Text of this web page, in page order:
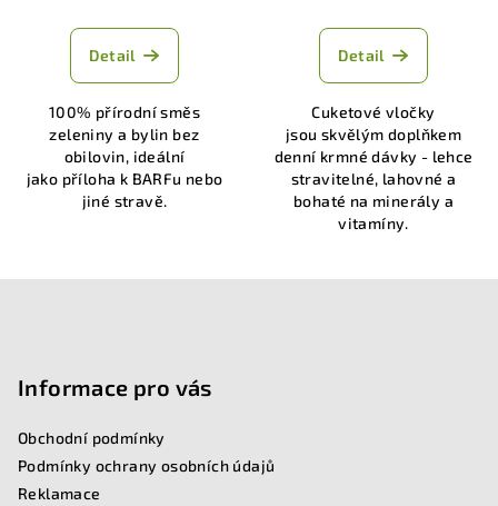
hodnocení
produktu
z
5
hvězdiček.
Detail
100% přírodní směs
zeleniny a bylin bez
obilovin, ideální
jako příloha k BARFu nebo
jiné stravě.
hodnocení
produktu
z
5
hvězdiček.
Detail
Cuketové vločky
jsou skvělým doplňkem
denní krmné dávky - lehce
stravitelné, lahovné a
bohaté na minerály a
vitamíny.
Informace pro vás
Obchodní podmínky
Podmínky ochrany osobních údajů
Reklamace